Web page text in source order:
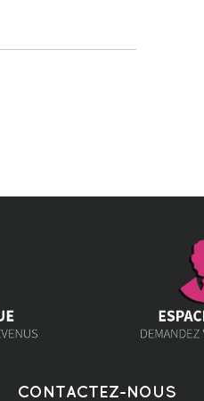
CONTACTEZ-NOUS